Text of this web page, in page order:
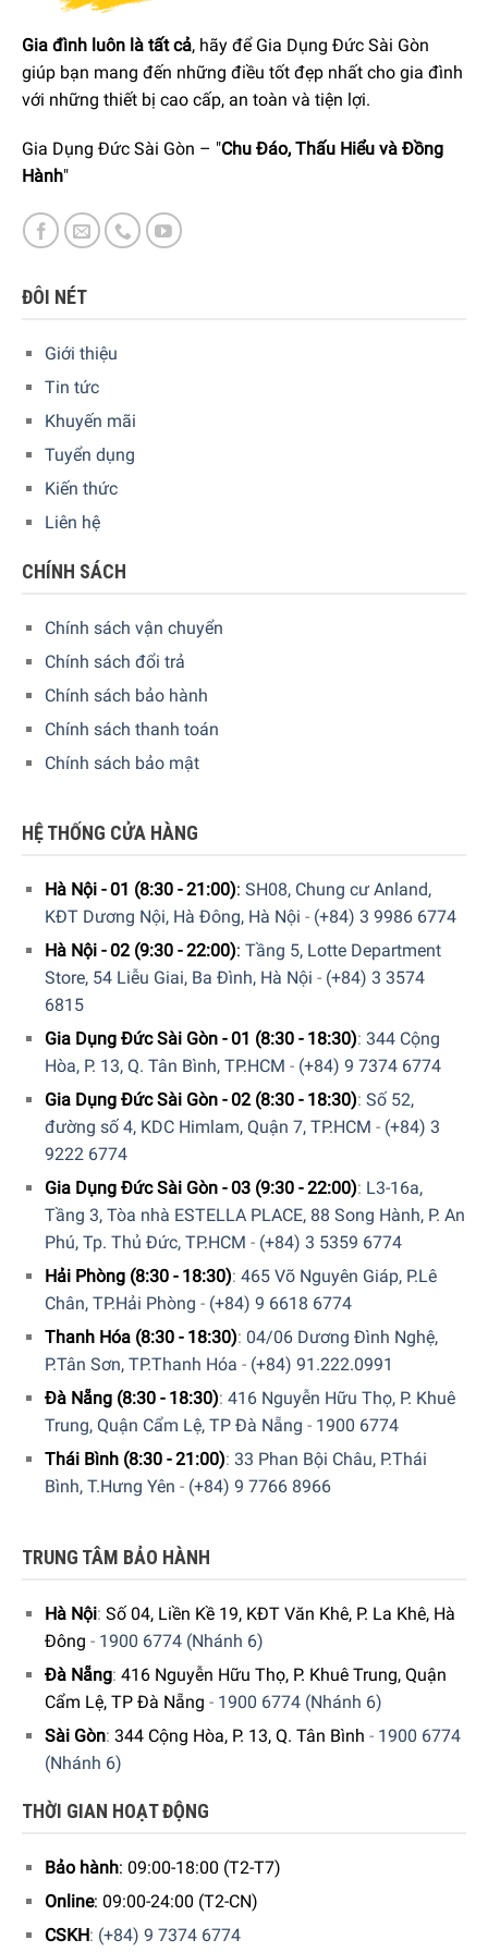
Xem thêm: BÌNH GIỮ LẠNH RƯỢU WMF AMBIENT SEKT
Nguồn: Minh House
5/5 - (1 bình chọn)
Gia đình luôn là tất cả, hãy để Gia Dụng Đức Sài Gòn
giúp bạn mang đến những điều tốt đẹp nhất cho gia đình
với những thiết bị cao cấp, an toàn và tiện lợi.
Gia Dụng Đức Sài Gòn – "Chu Đáo, Thấu Hiểu và Đồng
Hành"
ĐÔI NÉT
Giới thiệu
Tin tức
Khuyến mãi
Tuyển dụng
Kiến thức
Liên hệ
CHÍNH SÁCH
Chính sách vận chuyển
Chính sách đổi trả
Chính sách bảo hành
Chính sách thanh toán
Chính sách bảo mật
HỆ THỐNG CỬA HÀNG
Hà Nội - 01 (8:30 - 21:00): SH08, Chung cư Anland,
KĐT Dương Nội, Hà Đông, Hà Nội - (+84) 3 9986 6774
Hà Nội - 02 (9:30 - 22:00): Tầng 5, Lotte Department
Store, 54 Liễu Giai, Ba Đình, Hà Nội - (+84) 3 3574
6815
Gia Dụng Đức Sài Gòn - 01 (8:30 - 18:30): 344 Cộng
Hòa, P. 13, Q. Tân Bình, TP.HCM - (+84) 9 7374 6774
Gia Dụng Đức Sài Gòn - 02 (8:30 - 18:30): Số 52,
đường số 4, KDC Himlam, Quận 7, TP.HCM - (+84) 3
9222 6774
Gia Dụng Đức Sài Gòn - 03 (9:30 - 22:00): L3-16a,
Tầng 3, Tòa nhà ESTELLA PLACE, 88 Song Hành, P. An
Phú, Tp. Thủ Đức, TP.HCM - (+84) 3 5359 6774
Hải Phòng (8:30 - 18:30): 465 Võ Nguyên Giáp, P.Lê
Chân, TP.Hải Phòng - (+84) 9 6618 6774
Thanh Hóa (8:30 - 18:30): 04/06 Dương Đình Nghệ,
P.Tân Sơn, TP.Thanh Hóa - (+84) 91.222.0991
Đà Nẵng (8:30 - 18:30): 416 Nguyễn Hữu Thọ, P. Khuê
Trung, Quận Cẩm Lệ, TP Đà Nẵng - 1900 6774
Thái Bình (8:30 - 21:00): 33 Phan Bội Châu, P.Thái
Bình, T.Hưng Yên - (+84) 9 7766 8966
TRUNG TÂM BẢO HÀNH
Hà Nội: Số 04, Liền Kề 19, KĐT Văn Khê, P. La Khê, Hà
Đông - 1900 6774 (Nhánh 6)
Đà Nẵng: 416 Nguyễn Hữu Thọ, P. Khuê Trung, Quận
Cẩm Lệ, TP Đà Nẵng - 1900 6774 (Nhánh 6)
Sài Gòn: 344 Cộng Hòa, P. 13, Q. Tân Bình - 1900 6774
(Nhánh 6)
THỜI GIAN HOẠT ĐỘNG
Bảo hành: 09:00-18:00 (T2-T7)
Online: 09:00-24:00 (T2-CN)
CSKH: (+84) 9 7374 6774